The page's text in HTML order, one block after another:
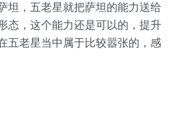
坦，五老星就把萨坦的能力送给
态，这个能力还是可以的，提升
五老星当中属于比较嚣张的，感